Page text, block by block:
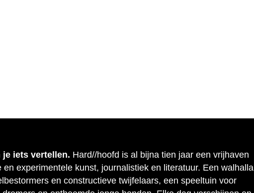
je iets vertellen. Hard//hoofd is al bijna tien jaar een vrijhaven
en experimentele kunst, journalistiek en literatuur. Een walhalla
en constructieve twijfelaars, een speeltuin voor